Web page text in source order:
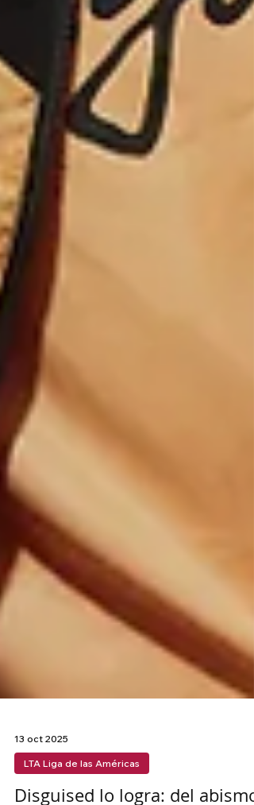
13 oct 2025
LTA Liga de las Américas